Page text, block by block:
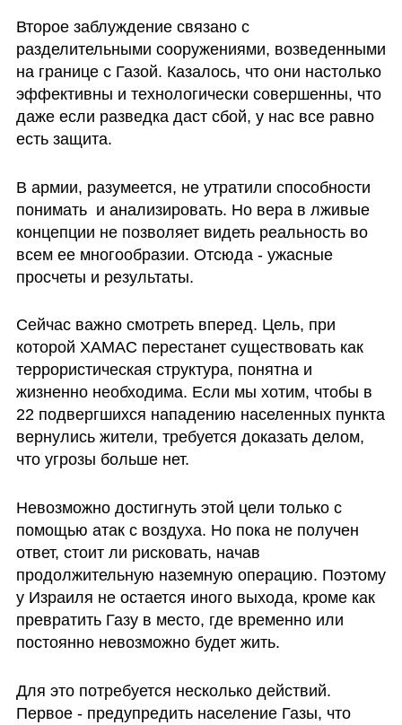
Второе заблуждение связано с
разделительными сооружениями, возведенными
на границе с Газой. Казалось, что они настолько
эффективны и технологически совершенны, что
даже если разведка даст сбой, у нас все равно
есть защита.
В армии, разумеется, не утратили способности
понимать  и анализировать. Но вера в лживые
концепции не позволяет видеть реальность во
всем ее многообразии. Отсюда - ужасные
просчеты и результаты.
Сейчас важно смотреть вперед. Цель, при
которой ХАМАС перестанет существовать как
террористическая структура, понятна и
жизненно необходима. Если мы хотим, чтобы в
22 подвергшихся нападению населенных пункта
вернулись жители, требуется доказать делом,
что угрозы больше нет.
Невозможно достигнуть этой цели только с
помощью атак с воздуха. Но пока не получен
ответ, стоит ли рисковать, начав
продолжительную наземную операцию. Поэтому
у Израиля не остается иного выхода, кроме как
превратить Газу в место, где временно или
постоянно невозможно будет жить.
Для это потребуется несколько действий.
Первое - предупредить население Газы, что